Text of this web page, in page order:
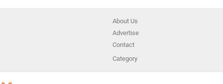
About Us
Advertise
Contact
Category